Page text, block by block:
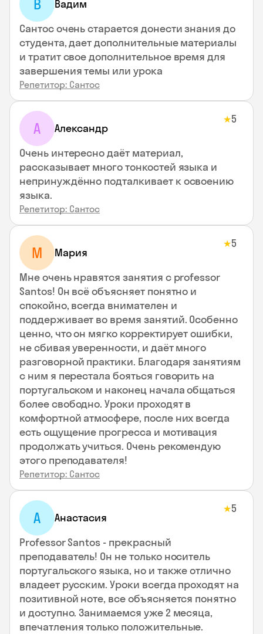
В Вадим
Сантос очень старается донести знания до
студента, дает дополнительные материалы
и тратит свое дополнительное время для
завершения темы или урока
Репетитор: Сантос
А Александр
★5
Очень интересно даёт материал,
рассказывает много тонкостей языка и
непринуждённо подталкивает к освоению
языка.
Репетитор: Сантос
М Мария
★5
Мне очень нравятся занятия с professor
Santos! Он всё объясняет понятно и
спокойно, всегда внимателен и
поддерживает во время занятий. Особенно
ценно, что он мягко корректирует ошибки,
не сбивая уверенности, и даёт много
разговорной практики. Благодаря занятиям
с ним я перестала бояться говорить на
португальском и наконец начала общаться
более свободно. Уроки проходят в
комфортной атмосфере, после них всегда
есть ощущение прогресса и мотивация
продолжать учиться. Очень рекомендую
этого преподавателя!
Репетитор: Сантос
А Анастасия
★5
Professor Santos - прекрасный
преподаватель! Он не только носитель
португальского языка, но и также отлично
владеет русским. Уроки всегда проходят на
позитивной ноте, все объясняется понятно
и доступно. Занимаемся уже 2 месяца,
впечатления только положительные.